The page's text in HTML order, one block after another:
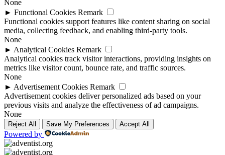
None
► Functional Cookies Remark
Functional cookies support features like content sharing on social
media, collecting feedback, and enabling third-party tools.
None
► Analytical Cookies Remark
Analytical cookies track visitor interactions, providing insights on
metrics like visitor count, bounce rate, and traffic sources.
None
► Advertisement Cookies Remark
Advertisement cookies deliver personalized ads based on your
previous visits and analyze the effectiveness of ad campaigns.
None
Reject All Save My Preferences Accept All
Powered by